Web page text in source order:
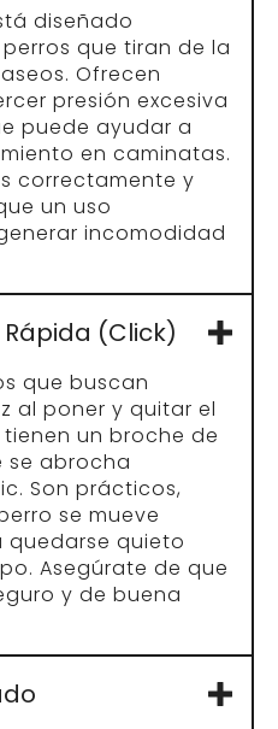
diseñado
que tiran de la
Ofrecen
presión excesiva
puede ayudar a
en caminatas.
correctamente y
un uso
incomodidad
(Click)
que buscan
al poner y quitar el
un broche de
se abrocha
Son prácticos,
se mueve
quedarse quieto
Asegúrate de que
y de buena